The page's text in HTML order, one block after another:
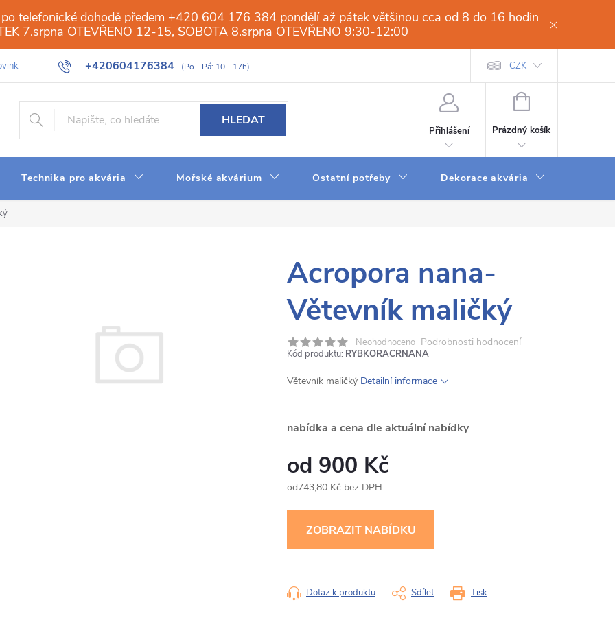
telefonické dohodě předem +420 604 176 384 pondělí až pátek většinou cca od 8 do 16 hodin
7.srpna OTEVŘENO 12-15, SOBOTA 8.srpna OTEVŘENO 9:30-12:00
+420604176384
Galerie Obchod Web Slovník pojmů Obchodní podmínky Dodací a platební
CZK
HLEDAT
Přihlášení
NÁKUPNÍ
Prázdný košík
Technika pro akvária Mořské akvárium Ostatní potřeby Dekorace akvária
Acropora nana-
Větevník maličký
Neohodnoceno Podrobnosti hodnocení
Kód produktu: RYBKORACRNANA
Větevník maličký Detailní informace
nabídka a cena dle aktuální nabídky
900 Kč
743,80 Kč bez DPH
Tisk
Dotaz k produktu Sdílet